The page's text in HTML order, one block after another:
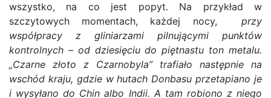
wszystko, na co jest popyt. Na przykład w
szczytowych momentach, każdej nocy, przy
współpracy z gliniarzami pilnującymi punktów
kontrolnych – od dziesięciu do piętnastu ton metalu.
„Czarne złoto z Czarnobyla” trafiało następnie na
wschód kraju, gdzie w hutach Donbasu przetapiano je
i wysyłano do Chin albo Indii. A tam robiono z niego